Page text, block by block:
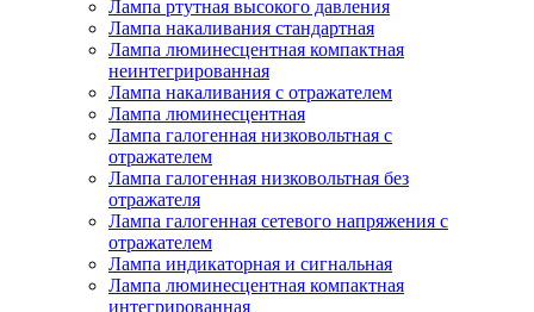
Лампа ртутная высокого давления
Лампа накаливания стандартная
Лампа люминесцентная компактная
неинтегрированная
Лампа накаливания с отражателем
Лампа люминесцентная
Лампа галогенная низковольтная с
отражателем
Лампа галогенная низковольтная без
отражателя
Лампа галогенная сетевого напряжения с
отражателем
Лампа индикаторная и сигнальная
Лампа люминесцентная компактная
интегрированная